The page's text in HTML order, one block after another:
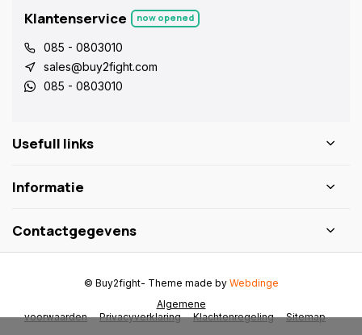
Klantenservice now opened
085 - 0803010
sales@buy2fight.com
085 - 0803010
Usefull links
Informatie
Contactgegevens
Algemene
voorwaarden
Privacyverklaring Klachtenregeling Sitemap
© Buy2fight- Theme made by Webdinge